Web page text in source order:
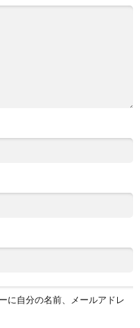
に自分の名前、メールアドレ